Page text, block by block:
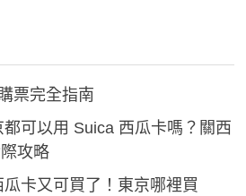
票完全指南
可以用 Suica 西瓜卡嗎？關西
攻略
瓜卡又可買了！東京哪裡買